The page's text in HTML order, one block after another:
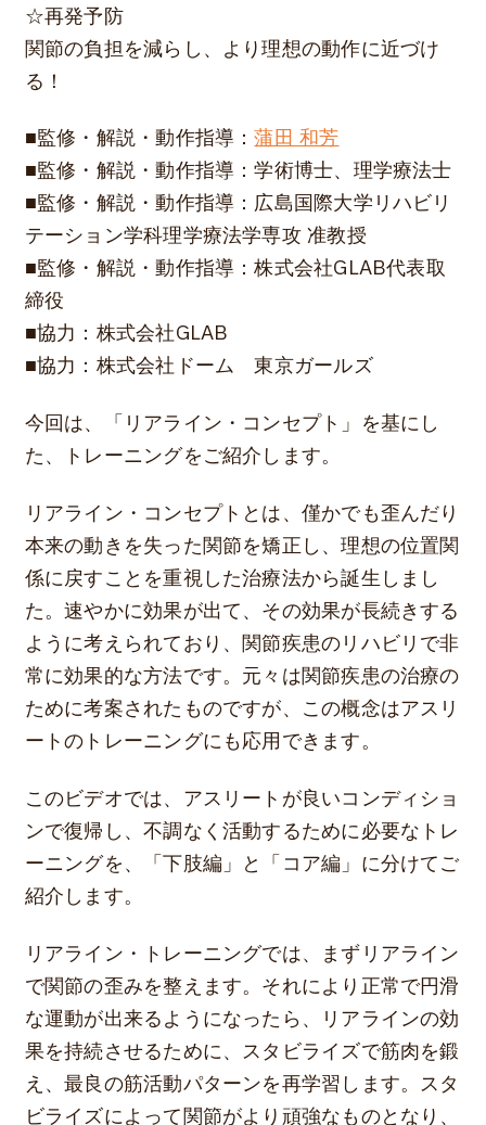
☆再発予防
関節の負担を減らし、より理想の動作に近づけ
る！
■監修・解説・動作指導：蒲田 和芳
■監修・解説・動作指導：学術博士、理学療法士
■監修・解説・動作指導：広島国際大学リハビリ
テーション学科理学療法学専攻 准教授
■監修・解説・動作指導：株式会社GLAB代表取
締役
■協力：株式会社GLAB
■協力：株式会社ドーム 東京ガールズ
今回は、「リアライン・コンセプト」を基にし
た、トレーニングをご紹介します。
リアライン・コンセプトとは、僅かでも歪んだり
本来の動きを失った関節を矯正し、理想の位置関
係に戻すことを重視した治療法から誕生しまし
た。速やかに効果が出て、その効果が長続きする
ように考えられており、関節疾患のリハビリで非
常に効果的な方法です。元々は関節疾患の治療の
ために考案されたものですが、この概念はアスリ
ートのトレーニングにも応用できます。
このビデオでは、アスリートが良いコンディショ
ンで復帰し、不調なく活動するために必要なトレ
ーニングを、「下肢編」と「コア編」に分けてご
紹介します。
リアライン・トレーニングでは、まずリアライン
で関節の歪みを整えます。それにより正常で円滑
な運動が出来るようになったら、リアラインの効
果を持続させるために、スタビライズで筋肉を鍛
え、最良の筋活動パターンを再学習します。スタ
ビライズによって関節がより頑強なものとなり、